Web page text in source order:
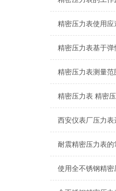
精密压力表基于弹
精密压力表测量范
西安仪表厂压力表